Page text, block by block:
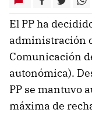
El PP ha
administración
Comunicación
autonómica).
PP se mantuvo
máxima de